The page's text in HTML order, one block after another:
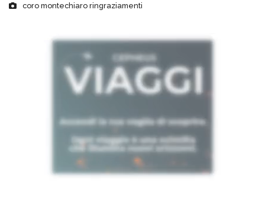
coro montechiaro ringraziamenti